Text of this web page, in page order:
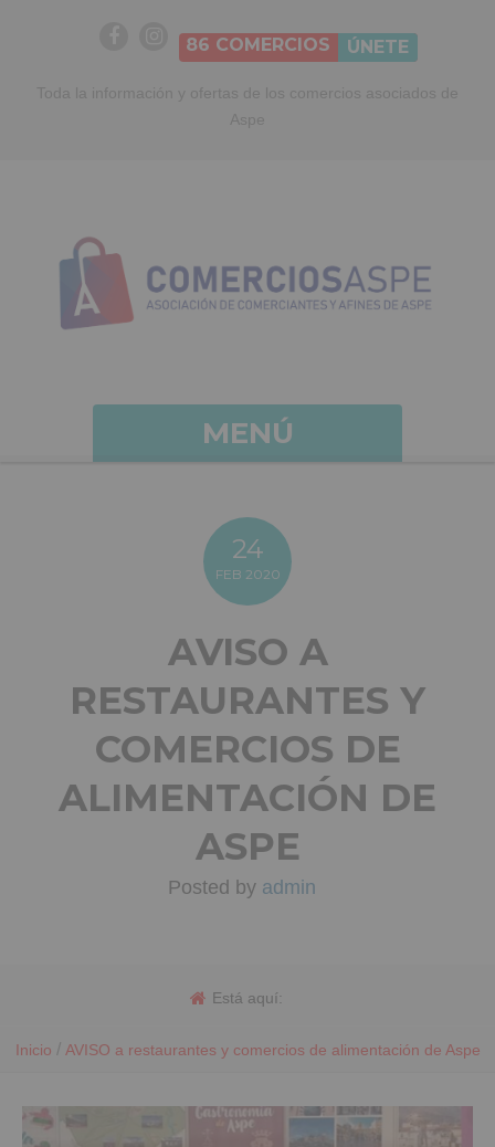
86 COMERCIOS ÚNETE
MENÚ
24
FEB 2020
AVISO A
RESTAURANTES Y
COMERCIOS DE
ALIMENTACIÓN DE
ASPE
Posted by admin
Está aquí:
Inicio / AVISO a restaurantes y comercios de alimentación de Aspe